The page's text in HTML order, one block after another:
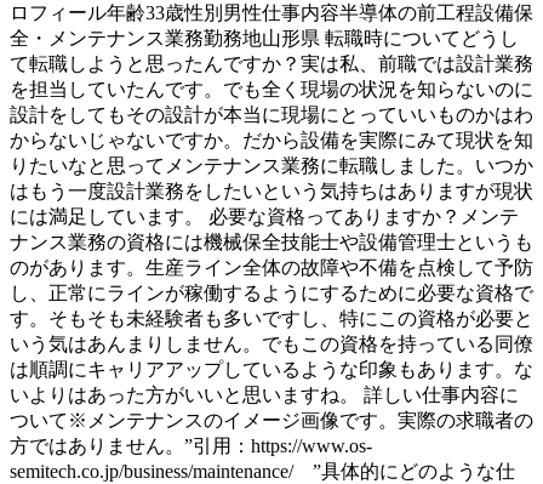
ロフィール年齢33歳性別男性仕事内容半導体の前工程設備保
全・メンテナンス業務勤務地山形県 転職時についてどうし
て転職しようと思ったんですか？実は私、前職では設計業務
を担当していたんです。でも全く現場の状況を知らないのに
設計をしてもその設計が本当に現場にとっていいものかはわ
からないじゃないですか。だから設備を実際にみて現状を知
りたいなと思ってメンテナンス業務に転職しました。いつか
はもう一度設計業務をしたいという気持ちはありますが現状
には満足しています。 必要な資格ってありますか？メンテ
ナンス業務の資格には機械保全技能士や設備管理士というも
のがあります。生産ライン全体の故障や不備を点検して予防
し、正常にラインが稼働するようにするために必要な資格で
す。そもそも未経験者も多いですし、特にこの資格が必要と
いう気はあんまりしません。でもこの資格を持っている同僚
は順調にキャリアアップしているような印象もあります。な
いよりはあった方がいいと思いますね。 詳しい仕事内容に
ついて※メンテナンスのイメージ画像です。実際の求職者の
方ではありません。”引用：https://www.os-
semitech.co.jp/business/maintenance/ ”具体的にどのような仕